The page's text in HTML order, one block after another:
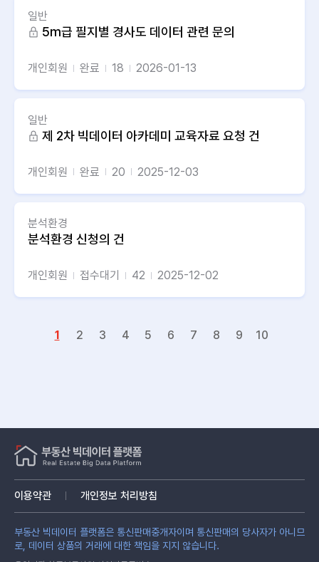
일반
5m급 필지별 경사도 데이터 관련 문의
개인회원 완료 18 2026-01-13
일반
제 2차 빅데이터 아카데미 교육자료 요청 건
개인회원 완료 20 2025-12-03
분석환경
분석환경 신청의 건
개인회원 접수대기 42 2025-12-02
1 2 3 4 5 6 7 8 9 10
이용약관 개인정보 처리방침
부동산 빅데이터 플랫폼은 통신판매중개자이며 통신판매의 당사자가 아니므
로, 데이터 상품의 거래에 대한 책임을 지지 않습니다.